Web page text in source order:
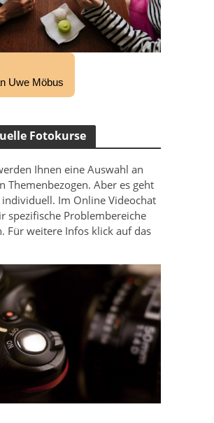
Uwe Möbus
Fotokurse
Ihnen eine Auswahl an
Themenbezogen. Aber es geht
individuell. Im Online Videochat
spezifische Problembereiche
Für weitere Infos klick auf das